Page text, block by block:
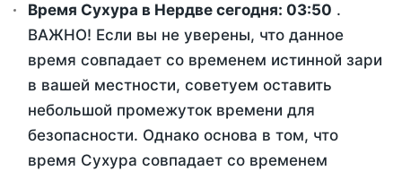
Время Сухура в Нердве сегодня: 03:50 .
ВАЖНО! Если вы не уверены, что данное
время совпадает со временем истинной зари
в вашей местности, советуем оставить
небольшой промежуток времени для
безопасности. Однако основа в том, что
время Сухура совпадает со временем